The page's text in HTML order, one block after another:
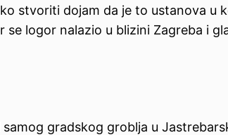
stvoriti dojam da je to ustanova u
se logor nalazio u blizini Zagreba i
gradskog groblja u